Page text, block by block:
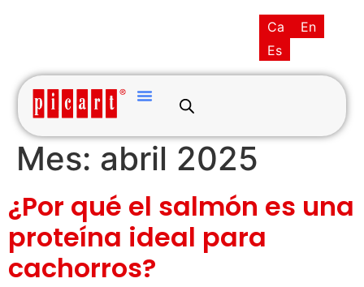
Ca
En
Es
Mes: abril 2025
¿Por qué el salmón es una
proteína ideal para
cachorros?